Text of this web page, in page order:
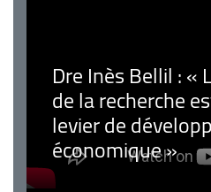
Dre Inès Bellil : «
de la recherche
levier de
économique »